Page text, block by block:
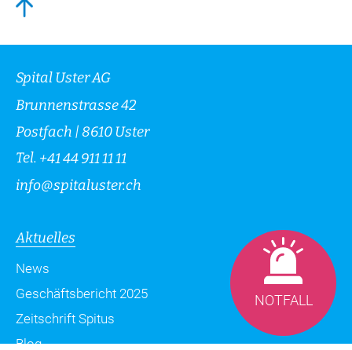
NOTFALL
Spital Uster AG
Brunnenstrasse 42
Postfach | 8610 Uster
Tel. +41 44 911 11 11
info@spitaluster.ch
Aktuelles
News
Geschäftsbericht 2025
Zeitschrift Spitus
Blog